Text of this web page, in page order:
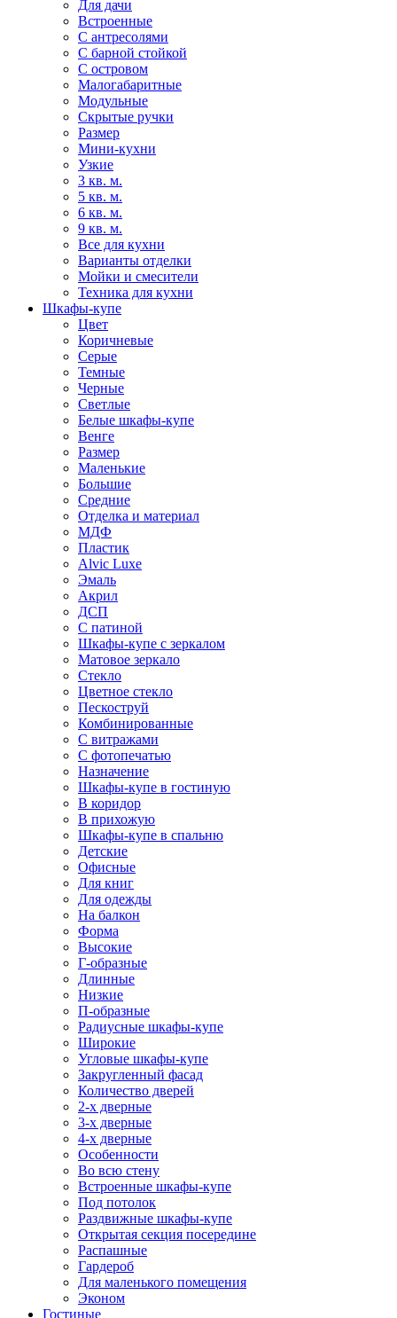
Для дачи
Встроенные
С антресолями
С барной стойкой
С островом
Малогабаритные
Модульные
Скрытые ручки
Размер
Мини-кухни
Узкие
3 кв. м.
5 кв. м.
6 кв. м.
9 кв. м.
Все для кухни
Варианты отделки
Мойки и смесители
Техника для кухни
Шкафы-купе
Цвет
Коричневые
Серые
Темные
Черные
Светлые
Белые шкафы-купе
Венге
Размер
Маленькие
Большие
Средние
Отделка и материал
МДФ
Пластик
Alvic Luxe
Эмаль
Акрил
ДСП
С патиной
Шкафы-купе с зеркалом
Матовое зеркало
Стекло
Цветное стекло
Пескоструй
Комбинированные
С витражами
С фотопечатью
Назначение
Шкафы-купе в гостиную
В коридор
В прихожую
Шкафы-купе в спальню
Детские
Офисные
Для книг
Для одежды
На балкон
Форма
Высокие
Г-образные
Длинные
Низкие
П-образные
Радиусные шкафы-купе
Широкие
Угловые шкафы-купе
Закругленный фасад
Количество дверей
2-х дверные
3-х дверные
4-х дверные
Особенности
Во всю стену
Встроенные шкафы-купе
Под потолок
Раздвижные шкафы-купе
Открытая секция посередине
Распашные
Гардероб
Для маленького помещения
Эконом
Гостиные